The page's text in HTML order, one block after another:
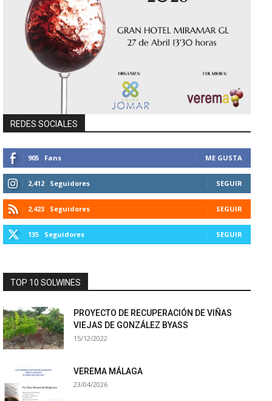
REDES SOCIALES
905 Fans ME GUSTA
2,412 Seguidores SEGUIR
2,423 Seguidores SEGUIR
135 Seguidores SEGUIR
TOP 10 SOLWINES
PROYECTO DE RECUPERACIÓN DE VIÑAS
VIEJAS DE GONZÁLEZ BYASS
15/12/2022
VEREMA MÁLAGA
23/04/2026